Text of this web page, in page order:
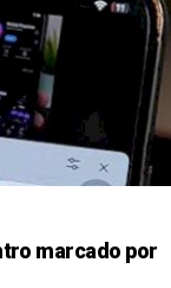
marcado por